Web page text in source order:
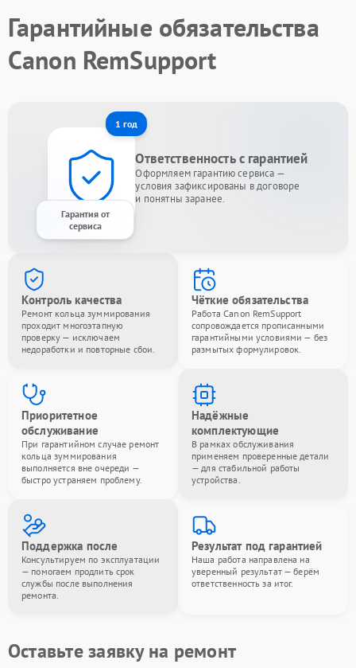
Гарантийные обязательства
Canon RemSupport
1 год
Гарантия от
сервиса
Ответственность с гарантией
Оформляем гарантию сервиса —
условия зафиксированы в договоре
и понятны заранее.
Контроль качества
Ремонт кольца зуммирования
проходит многоэтапную
проверку — исключаем
недоработки и повторные сбои.
Чёткие обязательства
Работа Canon RemSupport
сопровождается прописанными
гарантийными условиями — без
размытых формулировок.
Приоритетное
обслуживание
При гарантийном случае ремонт
кольца зуммирования
выполняется вне очереди —
быстро устраняем проблему.
Надёжные
комплектующие
В рамках обслуживания
применяем проверенные детали
— для стабильной работы
устройства.
Поддержка после
Консультируем по эксплуатации
— помогаем продлить срок
службы после выполнения
ремонта.
Результат под гарантией
Наша работа направлена на
уверенный результат — берём
ответственность за итог.
Оставьте заявку на ремонт